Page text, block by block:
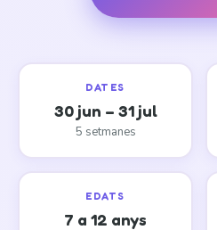
DATES
30 jun – 31 jul
5 setmanes
EDATS
7 a 12 anys